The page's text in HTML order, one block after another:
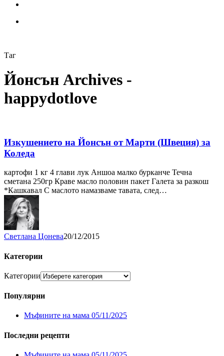
Таг
Йонсън Archives -
happydotlove
Изкушението на Йонсън от Марти (Швеция) за
Коледа
картофи 1 кг 4 глави лук Аншоа малко бурканче Течна
сметана 250гр Краве масло половин пакет Галета за разкош
*Кашкавал С маслото намазваме тавата, след…
Светлана Цонева20/12/2015
Категории
Категории
Популярни
Мъфините на мама 05/11/2025
Последни рецепти